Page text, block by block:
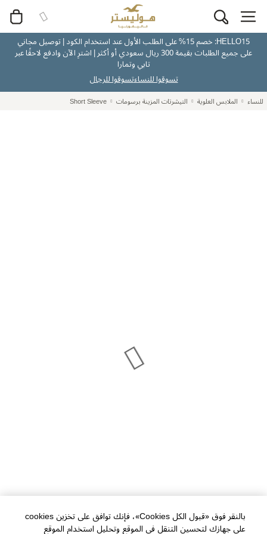
بالنقر فوق «قبول الكل Cookies»، فإنك توافق على تخزين cookies
على جهازك لتحسين التنقل في الموقع وتحليل استخدام الموقع
HELLO15: خصم 15% على الطلب الأول عند استخدام الكود | توصيل مجاني
على جميع الطلبات بقيمة 300 ريال سعودي أو أكثر | اشترِ الآن وادفع لاحقًا عبر
تابي وتمارا
تسوقوا للنساءتسوقوا للرجال
للنساء الملابس العلوية التيشرتات المزينة برسومات Short Sleeve